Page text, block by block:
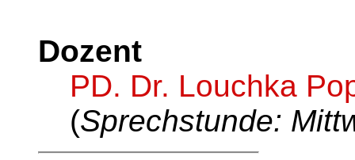
Dozent
PD. Dr. Louchka
(Sprechstunde: